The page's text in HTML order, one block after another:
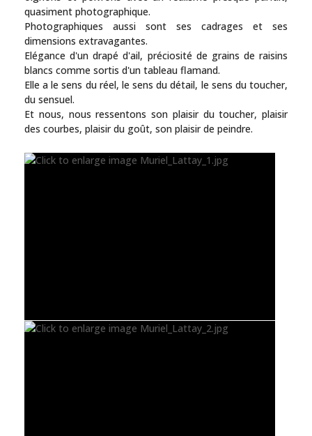
quasiment photographique.
Photographiques aussi sont ses cadrages et ses
dimensions extravagantes.
Elégance d'un drapé d'ail, préciosité de grains de raisins
blancs comme sortis d'un tableau flamand.
Elle a le sens du réel, le sens du détail, le sens du toucher,
du sensuel.
Et nous, nous ressentons son plaisir du toucher, plaisir
des courbes, plaisir du goût, son plaisir de peindre.